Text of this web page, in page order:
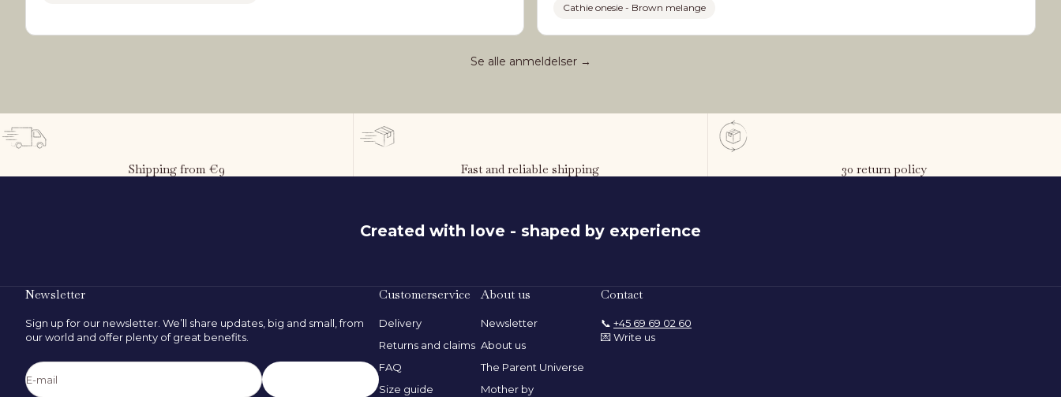
Cathie onesie - Brown melange
Se alle anmeldelser →
Shipping from €9 Fast and reliable shipping 30 return policy
Created with love - shaped by experience
Newsletter
Sign up for our newsletter. We’ll share updates, big and small, from
our world and offer plenty of great benefits.
E-mail
Customerservice
Delivery
Returns and claims
FAQ
Size guide
About us
Newsletter
About us
The Parent Universe
Mother by
Contact
📞 +45 69 69 02 60
💌 Write us